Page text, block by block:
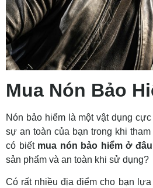
Mua Nón Bảo
Nón bảo hiểm là một vật dụng
sự an toàn của bạn trong khi
có biết mua nón bảo hiểm ở đâu
sản phẩm và an toàn khi sử dụng?
Có rất nhiều địa điểm cho bạn